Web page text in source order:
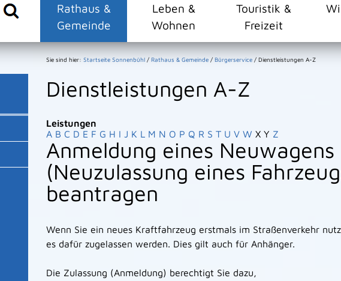
Rathaus &
Gemeinde
Leben &
Wohnen
Touristik &
Freizeit
Sie sind hier: Startseite Sonnenbühl / Rathaus & Gemeinde / Bürgerservice / Dienstleistungen A-Z
Dienstleistungen A-Z
Leistungen
A B C D E F G H I J K L M N O P Q R S T U V W X Y Z
Anmeldung eines Neuwagens
(Neuzulassung eines
beantragen
Wenn Sie ein neues Kraftfahrzeug erstmals im Straßenverkehr
es dafür zugelassen werden. Dies gilt auch für Anhänger.
Die Zulassung (Anmeldung) berechtigt Sie dazu,